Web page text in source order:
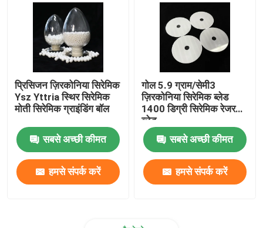
प्रिसिजन ज़िरकोनिया सिरेमिक
Ysz Yttria स्थिर सिरेमिक
मोती सिरेमिक ग्राइंडिंग बॉल
सबसे अच्छी कीमत
हमसे संपर्क करें
गोल 5.9 ग्राम/सेमी3
ज़िरकोनिया सिरेमिक ब्लेड
1400 डिग्री सिरेमिक रेजर
ब्लेड
सबसे अच्छी कीमत
हमसे संपर्क करें